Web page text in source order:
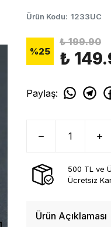
Ürün Kodu: 1233UC
%25
₺ 199.90
₺
Paylaş:
500 TL ve
Ücretsiz
Ürün Açıklaması